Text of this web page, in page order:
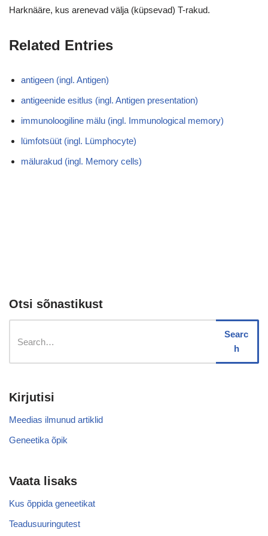
Harknääre, kus arenevad välja (küpsevad) T-rakud.
Related Entries
antigeen (ingl. Antigen)
antigeenide esitlus (ingl. Antigen presentation)
immunoloogiline mälu (ingl. Immunological memory)
lümfotsüüt (ingl. Lümphocyte)
mälurakud (ingl. Memory cells)
Otsi sõnastikust
Searc
h
Kirjutisi
Meedias ilmunud artiklid
Geneetika õpik
Vaata lisaks
Kus õppida geneetikat
Teadusuuringutest